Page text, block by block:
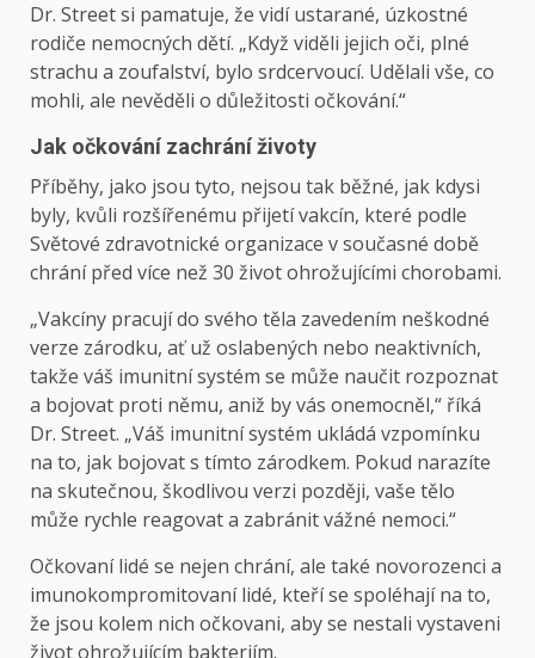
Dr. Street si pamatuje, že vidí ustarané, úzkostné
rodiče nemocných dětí. „Když viděli jejich oči, plné
strachu a zoufalství, bylo srdcervoucí. Udělali vše, co
mohli, ale nevěděli o důležitosti očkování.“
Jak očkování zachrání životy
Příběhy, jako jsou tyto, nejsou tak běžné, jak kdysi
byly, kvůli rozšířenému přijetí vakcín, které podle
Světové zdravotnické organizace v současné době
chrání před více než 30 život ohrožujícími chorobami.
„Vakcíny pracují do svého těla zavedením neškodné
verze zárodku, ať už oslabených nebo neaktivních,
takže váš imunitní systém se může naučit rozpoznat
a bojovat proti němu, aniž by vás onemocněl,“ říká
Dr. Street. „Váš imunitní systém ukládá vzpomínku
na to, jak bojovat s tímto zárodkem. Pokud narazíte
na skutečnou, škodlivou verzi později, vaše tělo
může rychle reagovat a zabránit vážné nemoci.“
Očkovaní lidé se nejen chrání, ale také novorozenci a
imunokompromitovaní lidé, kteří se spoléhají na to,
že jsou kolem nich očkovani, aby se nestali vystaveni
život ohrožujícím bakteriím.